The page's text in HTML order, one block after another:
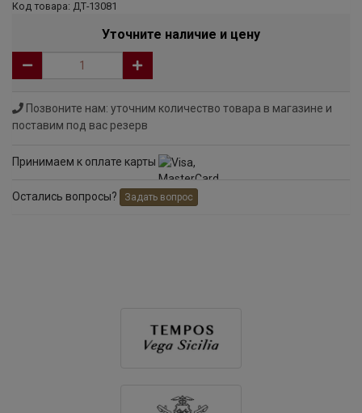
Код товара: ДТ-13081
Уточните наличие и цену
Позвоните нам: уточним количество товара в магазине и
поставим под вас резерв
Принимаем к оплате карты
Остались вопросы? Задать вопрос